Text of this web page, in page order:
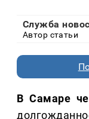
Служба
Автор статьи
В Самаре